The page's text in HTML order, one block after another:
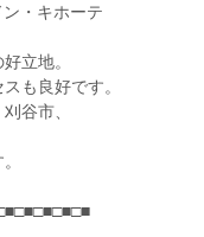
・キホーテ
立地。
も良好です。
谷市、